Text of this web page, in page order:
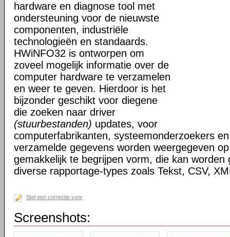
hardware en diagnose tool met
ondersteuning voor de nieuwste
componenten, industriële
technologieën en standaards.
HWiNFO32 is ontworpen om
zoveel mogelijk informatie over de
computer hardware te verzamelen
en weer te geven. Hierdoor is het
bijzonder geschikt voor diegene
die zoeken naar driver
(stuurbestanden) updates, voor
computerfabrikanten, systeemonderzoekers
verzamelde gegevens worden weergegeven
gemakkelijk te begrijpen vorm, die kan worden
diverse rapportage-types zoals Tekst, CSV,
Stel een correctie voor
Screenshots: